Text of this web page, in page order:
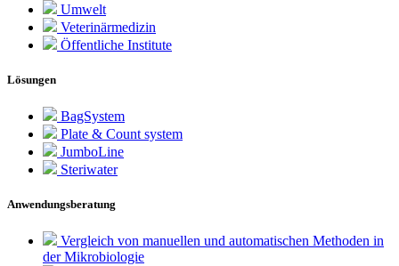
Umwelt
Veterinärmedizin
Öffentliche Institute
Lösungen
BagSystem
Plate & Count system
JumboLine
Steriwater
Anwendungsberatung
Vergleich von manuellen und automatischen Methoden in
der Mikrobiologie